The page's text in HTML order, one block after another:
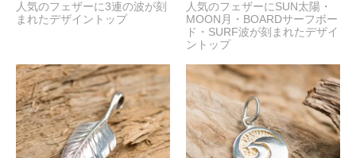
人気のフェザーに3連の波が刻
まれたデザイントップ
人気のフェザーにSUN太陽・
MOON月・BOARDサーフボー
ド・SURF波が刻まれたデザイ
ントップ